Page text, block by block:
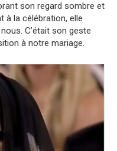
son regard sombre et
à la célébration, elle
C’était son geste
à notre mariage.